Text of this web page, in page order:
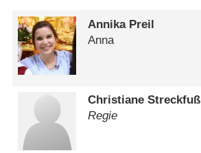
Annika Preil
Anna
Christiane Streckfuß
Regie